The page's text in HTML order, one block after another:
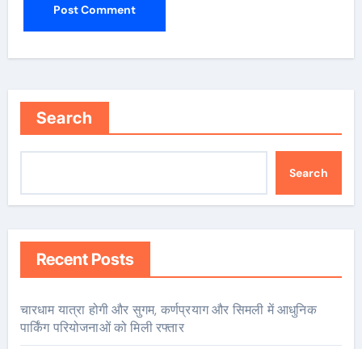
Search
Search
Recent Posts
चारधाम यात्रा होगी और सुगम, कर्णप्रयाग और सिमली में आधुनिक
पार्किंग परियोजनाओं को मिली रफ्तार